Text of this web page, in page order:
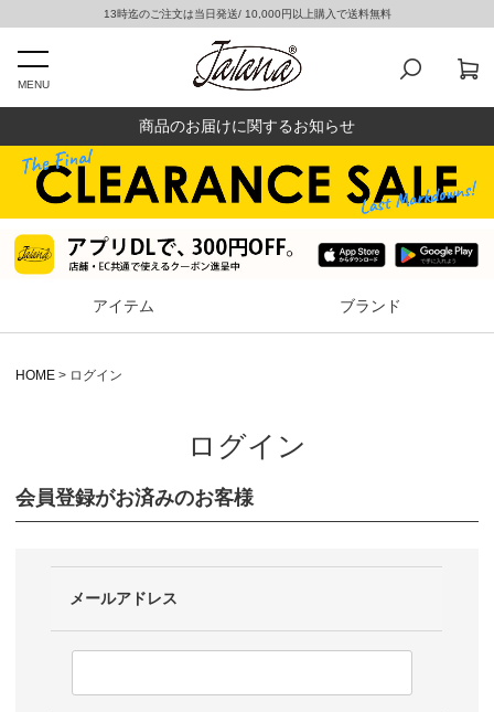
13時迄のご注文は当日発送/ 10,000円以上購入で送料無料
MENU
商品のお届けに関するお知らせ
アイテム ブランド
HOME ログイン
ログイン
会員登録がお済みのお客様
メールアドレス